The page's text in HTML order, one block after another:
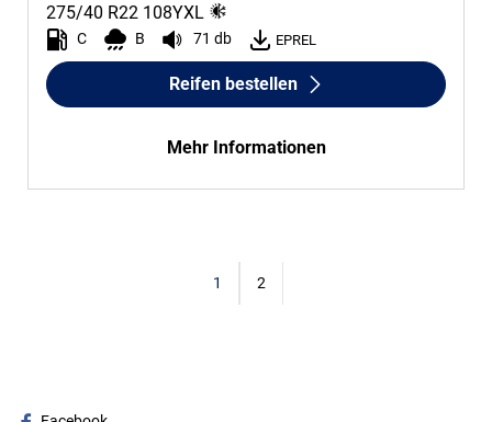
275/40 R22 108YXL
C B 71 db EPREL
Reifen bestellen
Mehr Informationen
1 2